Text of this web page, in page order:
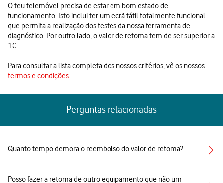
O teu telemóvel precisa de estar em bom estado de
funcionamento. Isto inclui ter um ecrã tátil totalmente funcional
que permita a realização dos testes da nossa ferramenta de
diagnóstico. Por outro lado, o valor de retoma tem de ser superior a
1€.
Para consultar a lista completa dos nossos critérios, vê os nossos
termos e condições.
Perguntas relacionadas
Quanto tempo demora o reembolso do valor de retoma?
Posso fazer a retoma de outro equipamento que não um